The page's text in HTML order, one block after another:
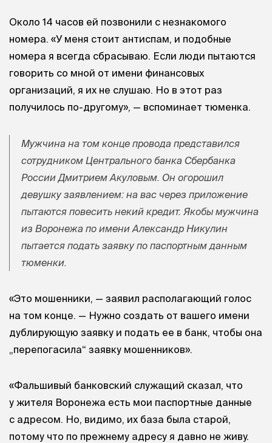
Около 14 часов ей позвонили с незнакомого
номера. «У меня стоит антиспам, и подобные
номера я всегда сбрасываю. Если люди пытаются
говорить со мной от имени финансовых
организаций, я их не слушаю. Но в этот раз
получилось по-другому», — вспоминает тюменка.
Мужчина на том конце провода представился
сотрудником Центрального банка Сбербанка
России Дмитрием Акуловым. Он огорошил
девушку заявлением: на вас через приложение
пытаются повесить некий кредит. Якобы мужчина
из Воронежа по имени Александр Никулин
пытается подать заявку по паспортным данным
тюменки.
«Это мошенники, — заявил располагающий голос
на том конце. — Нужно создать от вашего имени
дублирующую заявку и подать ее в банк, чтобы она
„перепогасила“ заявку мошенников».
«Фальшивый банковский служащий сказал, что
у жителя Воронежа есть мои паспортные данные
с адресом. Но, видимо, их база была старой,
потому что по прежнему адресу я давно не живу.